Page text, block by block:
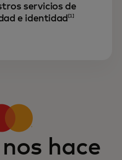
servicios de
e identidad [1]
hace